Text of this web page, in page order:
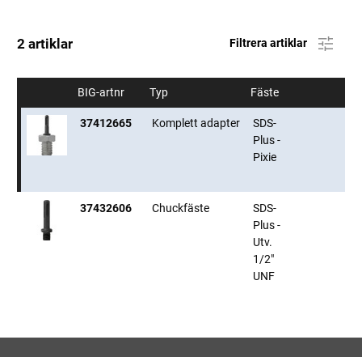
2 artiklar Filtrera artiklar
BIG-artnr Typ Fäste
37412665 Komplett adapter
SDS-
Plus -
Pixie
37432606 Chuckfäste
SDS-
Plus -
Utv.
1/2"
UNF